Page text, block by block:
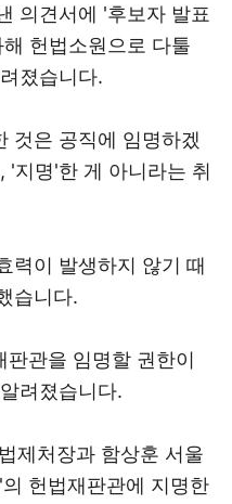
의견서에 '후보자 발표
헌법소원으로 다툴
졌습니다.
것은 공직에 임명하겠
'지명'한 게 아니라는 취
력이 발생하지 않기 때
습니다.
관을 임명할 권한이
려졌습니다.
제처장과 함상훈 서울
헌법재판관에 지명한